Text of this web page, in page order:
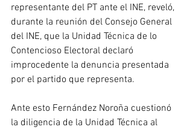
representante del PT ante el INE, reveló,
durante la reunión del Consejo General
del INE, que la Unidad Técnica de lo
Contencioso Electoral declaró
improcedente la denuncia presentada
por el partido que representa.
Ante esto Fernández Noroña cuestionó
la diligencia de la Unidad Técnica al